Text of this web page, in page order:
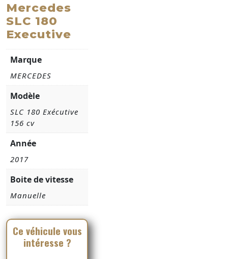
Mercedes
SLC 180
Executive
Marque
MERCEDES
Modèle
SLC 180 Exécutive
156 cv
Année
2017
Boite de vitesse
Manuelle
Ce véhicule vous
intéresse ?